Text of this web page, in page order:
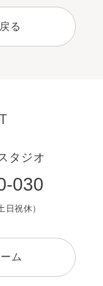
る
タジオ
030
祝休）
ム